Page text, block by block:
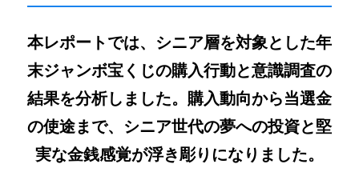
本レポートでは、シニア層を対象とした年
末ジャンボ宝くじの購入行動と意識調査の
結果を分析しました。購入動向から当選金
の使途まで、シニア世代の夢への投資と堅
実な金銭感覚が浮き彫りになりました。